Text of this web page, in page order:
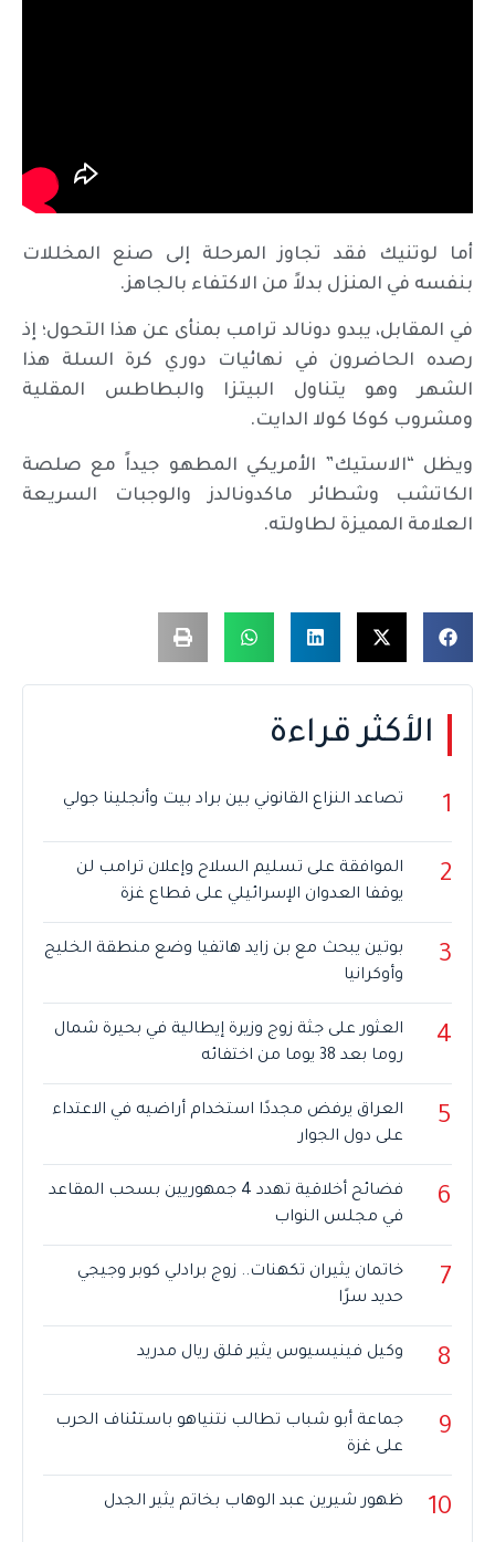
أما لوتنيك فقد تجاوز المرحلة إلى صنع المخللات
بنفسه في المنزل بدلاً من الاكتفاء بالجاهز.
في المقابل، يبدو دونالد ترامب بمنأى عن هذا التحول؛ إذ
رصده الحاضرون في نهائيات دوري كرة السلة هذا
الشهر وهو يتناول البيتزا والبطاطس المقلية
ومشروب كوكا كولا الدايت.
ويظل “الاستيك” الأمريكي المطهو جيداً مع صلصة
الكاتشب وشطائر ماكدونالدز والوجبات السريعة
العلامة المميزة لطاولته.
الأكثر قراءة
1 تصاعد النزاع القانوني بين براد بيت وأنجلينا جولي
2
الموافقة على تسليم السلاح وإعلان ترامب لن
يوقفا العدوان الإسرائيلي على قطاع غزة
3
بوتين يبحث مع بن زايد هاتفيا وضع منطقة الخليج
وأوكرانيا
4
العثور على جثة زوج وزيرة إيطالية في بحيرة شمال
روما بعد 38 يوما من اختفائه
5
العراق يرفض مجددًا استخدام أراضيه في الاعتداء
على دول الجوار
6
فضائح أخلاقية تهدد 4 جمهوريين بسحب المقاعد
في مجلس النواب
7
خاتمان يثيران تكهنات.. زوج برادلي كوبر وجيجي
حديد سرًا
8 وكيل فينيسيوس يثير قلق ريال مدريد
9
جماعة أبو شباب تطالب نتنياهو باستئناف الحرب
على غزة
10 ظهور شيرين عبد الوهاب بخاتم يثير الجدل